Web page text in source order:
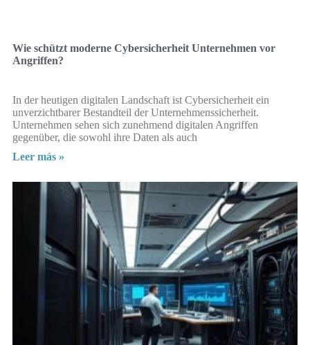
Wie schützt moderne Cybersicherheit Unternehmen vor
Angriffen?
In der heutigen digitalen Landschaft ist Cybersicherheit ein
unverzichtbarer Bestandteil der Unternehmenssicherheit.
Unternehmen sehen sich zunehmend digitalen Angriffen
gegenüber, die sowohl ihre Daten als auch
Leer más »